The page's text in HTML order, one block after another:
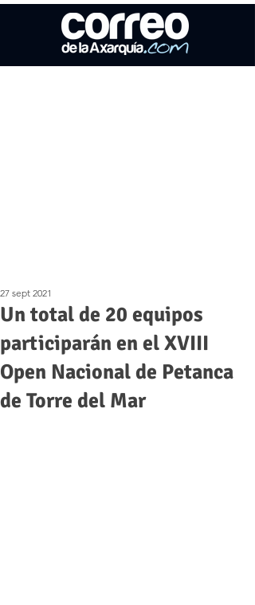
Un total de 20 equipos
participarán en el XVIII
Open Nacional de Petanca
de Torre del Mar
27 sept 2021